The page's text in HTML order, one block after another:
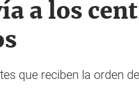
a los
que reciben la orden